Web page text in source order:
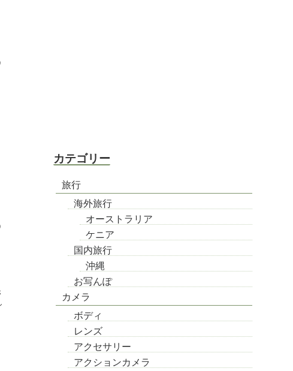
カテゴリー
旅行
海外旅行
オーストラリア
ケニア
国内旅行
沖縄
お写んぽ
カメラ
ボディ
レンズ
アクセサリー
アクションカメラ